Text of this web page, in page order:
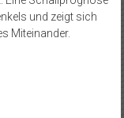
und zeigt sich
Miteinander.